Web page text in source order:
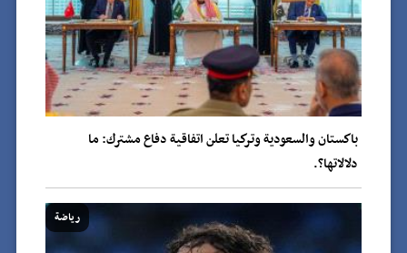
باكستان والسعودية وتركيا تعلن اتفاقية دفاع مشترك: ما
دلالاتها؟.
رياضة